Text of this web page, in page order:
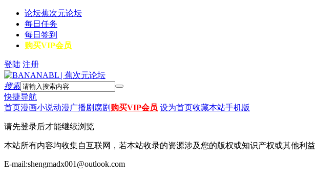
论坛蕉次元论坛
每日任务
每日签到
购买VIP会员
登陆 注册
搜索
快捷导航
首页漫画小说动漫广播剧 腐剧 购买VIP会员 设为首页收藏本站手机版
请先登录后才能继续浏览
本站所有内容均收集自互联网，若本站收录的资源涉及您的版权或知识产权或其他利
E-mail:shengmadx001@outlook.com